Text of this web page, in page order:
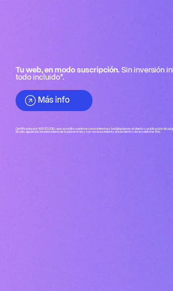
Tu web, en modo suscripción. Sin inversión
todo incluido*.
Más info
Certificados por WIX STUDIO, que acredita nuestros conocimientos y habilidades en el diseño y publicación de
Studio, siguiendo los estándares de la plataforma y con reconocimiento oficial dentro del ecosistema Wix.